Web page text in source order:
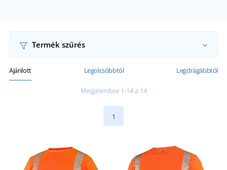
Termék szűrés
Ajánlott Legolcsóbbtól Legdrágábbtól
Megjelenítve 1-14 a 14
1